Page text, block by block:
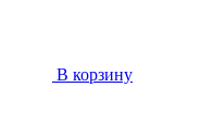
В корзину